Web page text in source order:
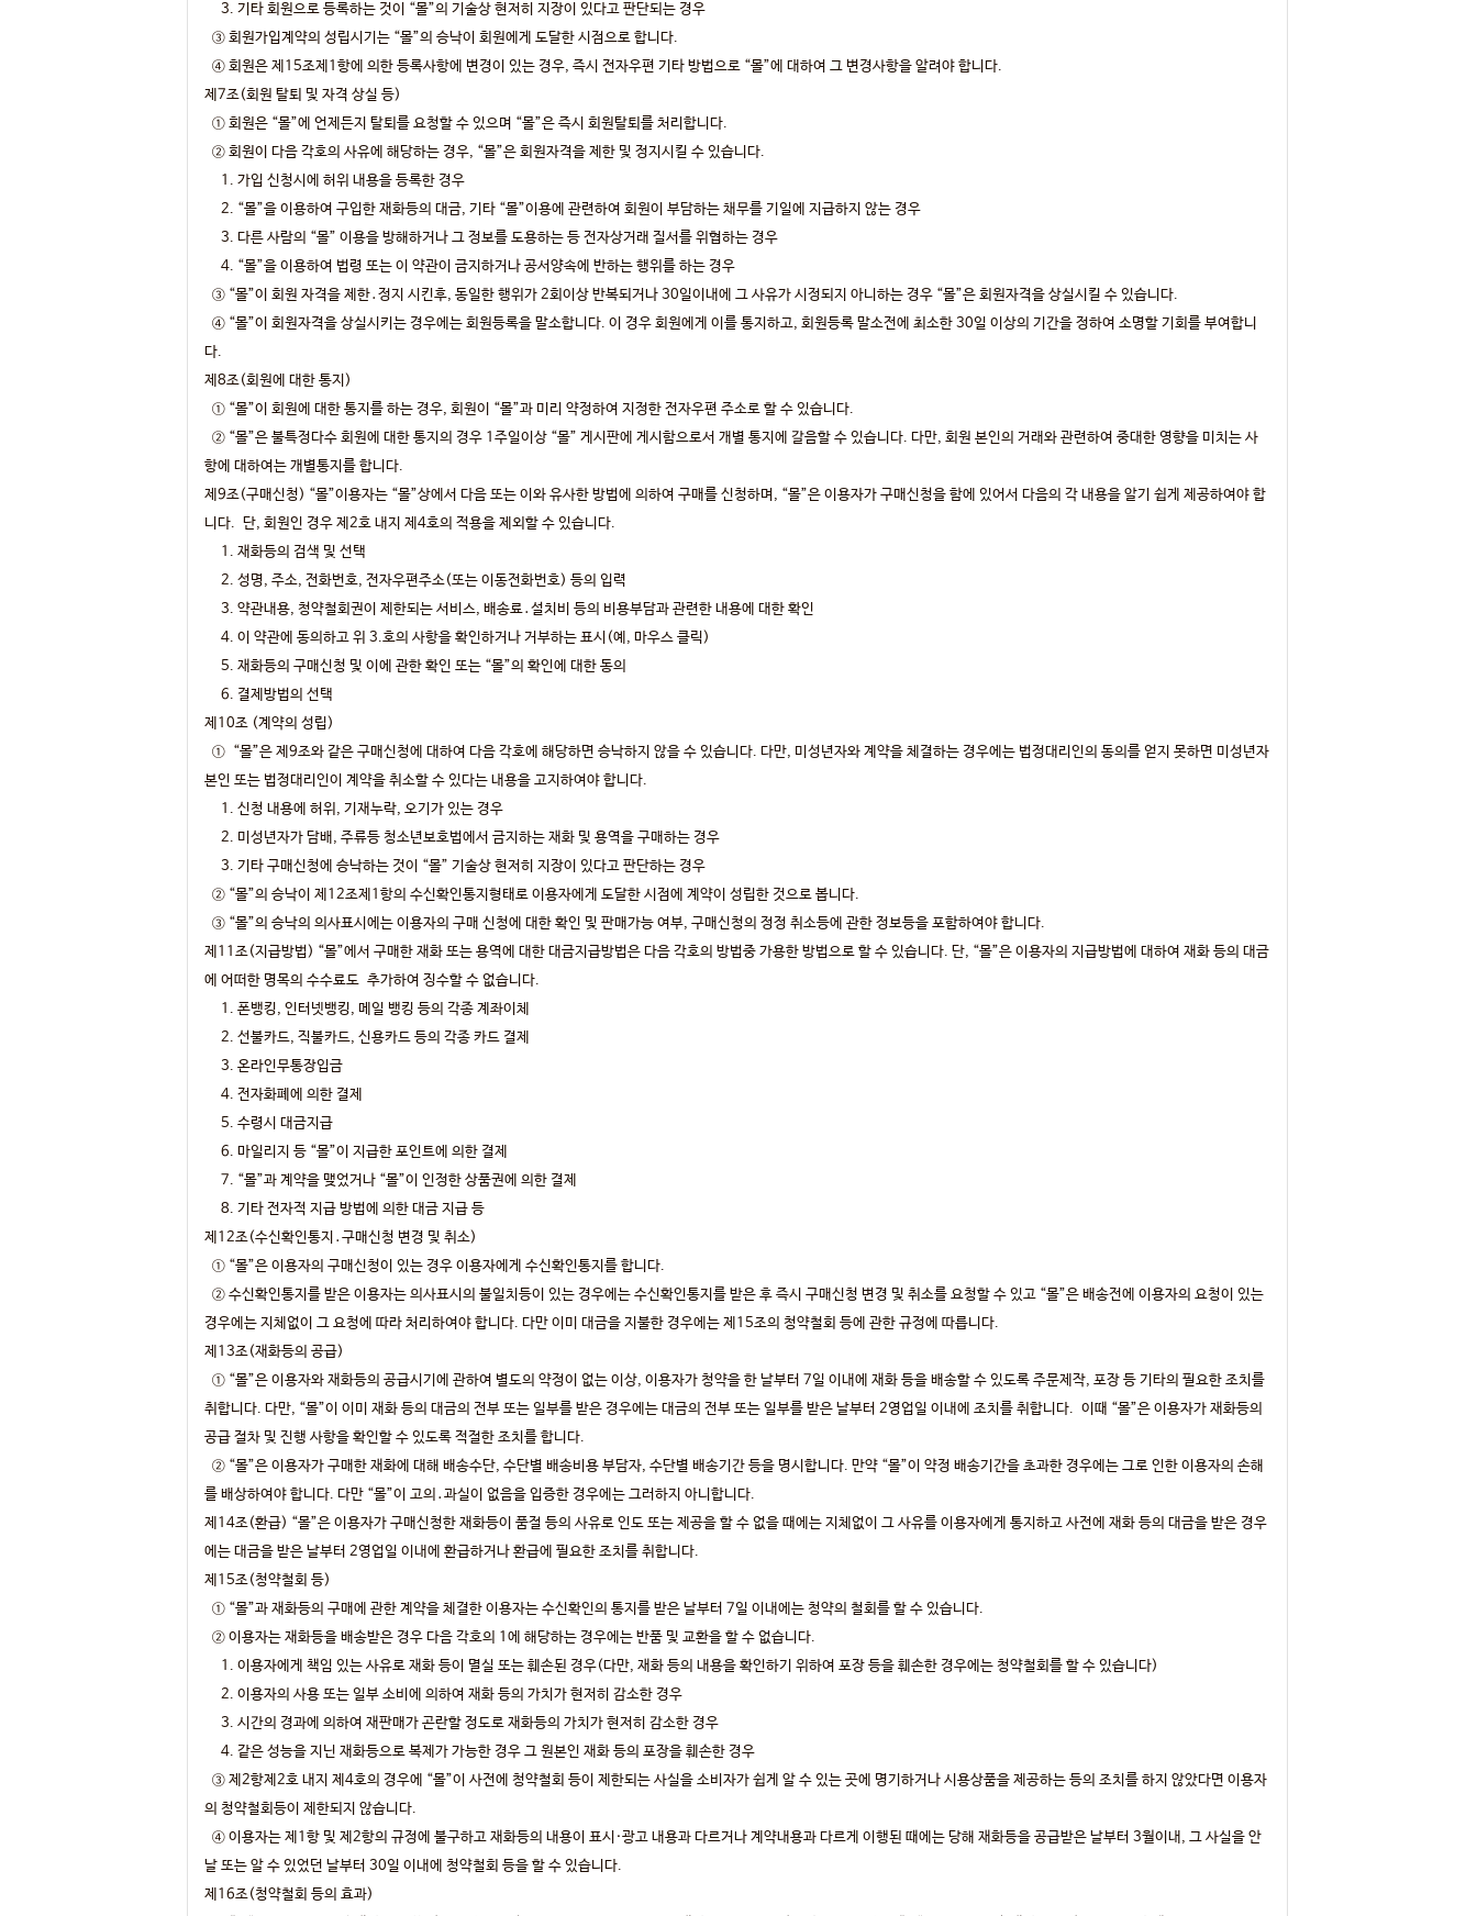
3. 기타 회원으로 등록하는 것이 “몰”의 기술상 현저히 지장이 있다고 판단되는 경우
③ 회원가입계약의 성립시기는 “몰”의 승낙이 회원에게 도달한 시점으로 합니다.
④ 회원은 제15조제1항에 의한 등록사항에 변경이 있는 경우, 즉시 전자우편 기타 방법으로 “몰”에 대하여 그 변경사항을 알려야 합니다.
제7조(회원 탈퇴 및 자격 상실 등)
① 회원은 “몰”에 언제든지 탈퇴를 요청할 수 있으며 “몰”은 즉시 회원탈퇴를 처리합니다.
② 회원이 다음 각호의 사유에 해당하는 경우, “몰”은 회원자격을 제한 및 정지시킬 수 있습니다.
1. 가입 신청시에 허위 내용을 등록한 경우
2. “몰”을 이용하여 구입한 재화등의 대금, 기타 “몰”이용에 관련하여 회원이 부담하는 채무를 기일에 지급하지 않는 경우
3. 다른 사람의 “몰” 이용을 방해하거나 그 정보를 도용하는 등 전자상거래 질서를 위협하는 경우
4. “몰”을 이용하여 법령 또는 이 약관이 금지하거나 공서양속에 반하는 행위를 하는 경우
③ “몰”이 회원 자격을 제한․정지 시킨후, 동일한 행위가 2회이상 반복되거나 30일이내에 그 사유가 시정되지 아니하는 경우 “몰”은 회원자격을 상실시킬 수 있습니다.
④ “몰”이 회원자격을 상실시키는 경우에는 회원등록을 말소합니다. 이 경우 회원에게 이를 통지하고, 회원등록 말소전에 최소한 30일 이상의 기간을 정하여 소명할 기회를 부여합니
다.
제8조(회원에 대한 통지)
① “몰”이 회원에 대한 통지를 하는 경우, 회원이 “몰”과 미리 약정하여 지정한 전자우편 주소로 할 수 있습니다.
② “몰”은 불특정다수 회원에 대한 통지의 경우 1주일이상 “몰” 게시판에 게시함으로서 개별 통지에 갈음할 수 있습니다. 다만, 회원 본인의 거래와 관련하여 중대한 영향을 미치는 사
항에 대하여는 개별통지를 합니다.
제9조(구매신청) “몰”이용자는 “몰”상에서 다음 또는 이와 유사한 방법에 의하여 구매를 신청하며, “몰”은 이용자가 구매신청을 함에 있어서 다음의 각 내용을 알기 쉽게 제공하여야 합
니다. 단, 회원인 경우 제2호 내지 제4호의 적용을 제외할 수 있습니다.
1. 재화등의 검색 및 선택
2. 성명, 주소, 전화번호, 전자우편주소(또는 이동전화번호) 등의 입력
3. 약관내용, 청약철회권이 제한되는 서비스, 배송료․설치비 등의 비용부담과 관련한 내용에 대한 확인
4. 이 약관에 동의하고 위 3.호의 사항을 확인하거나 거부하는 표시(예, 마우스 클릭)
5. 재화등의 구매신청 및 이에 관한 확인 또는 “몰”의 확인에 대한 동의
6. 결제방법의 선택
제10조 (계약의 성립)
① “몰”은 제9조와 같은 구매신청에 대하여 다음 각호에 해당하면 승낙하지 않을 수 있습니다. 다만, 미성년자와 계약을 체결하는 경우에는 법정대리인의 동의를 얻지 못하면 미성년자
본인 또는 법정대리인이 계약을 취소할 수 있다는 내용을 고지하여야 합니다.
1. 신청 내용에 허위, 기재누락, 오기가 있는 경우
2. 미성년자가 담배, 주류등 청소년보호법에서 금지하는 재화 및 용역을 구매하는 경우
3. 기타 구매신청에 승낙하는 것이 “몰” 기술상 현저히 지장이 있다고 판단하는 경우
② “몰”의 승낙이 제12조제1항의 수신확인통지형태로 이용자에게 도달한 시점에 계약이 성립한 것으로 봅니다.
③ “몰”의 승낙의 의사표시에는 이용자의 구매 신청에 대한 확인 및 판매가능 여부, 구매신청의 정정 취소등에 관한 정보등을 포함하여야 합니다.
제11조(지급방법) “몰”에서 구매한 재화 또는 용역에 대한 대금지급방법은 다음 각호의 방법중 가용한 방법으로 할 수 있습니다. 단, “몰”은 이용자의 지급방법에 대하여 재화 등의 대금
에 어떠한 명목의 수수료도 추가하여 징수할 수 없습니다.
1. 폰뱅킹, 인터넷뱅킹, 메일 뱅킹 등의 각종 계좌이체
2. 선불카드, 직불카드, 신용카드 등의 각종 카드 결제
3. 온라인무통장입금
4. 전자화폐에 의한 결제
5. 수령시 대금지급
6. 마일리지 등 “몰”이 지급한 포인트에 의한 결제
7. “몰”과 계약을 맺었거나 “몰”이 인정한 상품권에 의한 결제
8. 기타 전자적 지급 방법에 의한 대금 지급 등
제12조(수신확인통지․구매신청 변경 및 취소)
① “몰”은 이용자의 구매신청이 있는 경우 이용자에게 수신확인통지를 합니다.
② 수신확인통지를 받은 이용자는 의사표시의 불일치등이 있는 경우에는 수신확인통지를 받은 후 즉시 구매신청 변경 및 취소를 요청할 수 있고 “몰”은 배송전에 이용자의 요청이 있는
경우에는 지체없이 그 요청에 따라 처리하여야 합니다. 다만 이미 대금을 지불한 경우에는 제15조의 청약철회 등에 관한 규정에 따릅니다.
제13조(재화등의 공급)
① “몰”은 이용자와 재화등의 공급시기에 관하여 별도의 약정이 없는 이상, 이용자가 청약을 한 날부터 7일 이내에 재화 등을 배송할 수 있도록 주문제작, 포장 등 기타의 필요한 조치를
취합니다. 다만, “몰”이 이미 재화 등의 대금의 전부 또는 일부를 받은 경우에는 대금의 전부 또는 일부를 받은 날부터 2영업일 이내에 조치를 취합니다. 이때 “몰”은 이용자가 재화등의
공급 절차 및 진행 사항을 확인할 수 있도록 적절한 조치를 합니다.
② “몰”은 이용자가 구매한 재화에 대해 배송수단, 수단별 배송비용 부담자, 수단별 배송기간 등을 명시합니다. 만약 “몰”이 약정 배송기간을 초과한 경우에는 그로 인한 이용자의 손해
를 배상하여야 합니다. 다만 “몰”이 고의․과실이 없음을 입증한 경우에는 그러하지 아니합니다.
제14조(환급) “몰”은 이용자가 구매신청한 재화등이 품절 등의 사유로 인도 또는 제공을 할 수 없을 때에는 지체없이 그 사유를 이용자에게 통지하고 사전에 재화 등의 대금을 받은 경우
에는 대금을 받은 날부터 2영업일 이내에 환급하거나 환급에 필요한 조치를 취합니다.
제15조(청약철회 등)
① “몰”과 재화등의 구매에 관한 계약을 체결한 이용자는 수신확인의 통지를 받은 날부터 7일 이내에는 청약의 철회를 할 수 있습니다.
② 이용자는 재화등을 배송받은 경우 다음 각호의 1에 해당하는 경우에는 반품 및 교환을 할 수 없습니다.
1. 이용자에게 책임 있는 사유로 재화 등이 멸실 또는 훼손된 경우(다만, 재화 등의 내용을 확인하기 위하여 포장 등을 훼손한 경우에는 청약철회를 할 수 있습니다)
2. 이용자의 사용 또는 일부 소비에 의하여 재화 등의 가치가 현저히 감소한 경우
3. 시간의 경과에 의하여 재판매가 곤란할 정도로 재화등의 가치가 현저히 감소한 경우
4. 같은 성능을 지닌 재화등으로 복제가 가능한 경우 그 원본인 재화 등의 포장을 훼손한 경우
③ 제2항제2호 내지 제4호의 경우에 “몰”이 사전에 청약철회 등이 제한되는 사실을 소비자가 쉽게 알 수 있는 곳에 명기하거나 시용상품을 제공하는 등의 조치를 하지 않았다면 이용자
의 청약철회등이 제한되지 않습니다.
④ 이용자는 제1항 및 제2항의 규정에 불구하고 재화등의 내용이 표시·광고 내용과 다르거나 계약내용과 다르게 이행된 때에는 당해 재화등을 공급받은 날부터 3월이내, 그 사실을 안
날 또는 알 수 있었던 날부터 30일 이내에 청약철회 등을 할 수 있습니다.
제16조(청약철회 등의 효과)